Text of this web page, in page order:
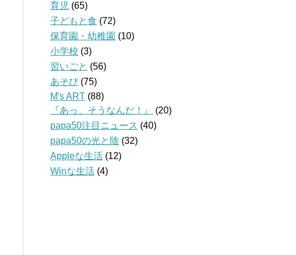
育児 (65)
子どもと食 (72)
保育園・幼稚園 (10)
小学校 (3)
習いごと (56)
あそび(75)
M's ART (88)
『あっ、そうなんだ！』
(20)
papa50注目ニュース (40)
papa50の光と陰 (32)
Appleな生活 (12)
Winな生活 (4)